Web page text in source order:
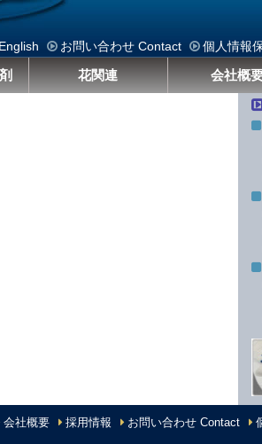
English お問い合わせ Contact 個人情報
花関連 会社概
会社概要 採用情報 お問い合わせ Contact